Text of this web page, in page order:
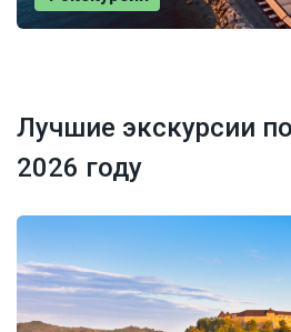
Лучшие экскурсии
2026 году